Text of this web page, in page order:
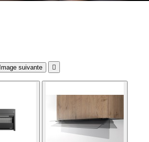
Image suivante 